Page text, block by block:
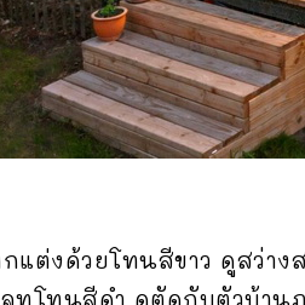
แต่งด้วยโทนสีขาว ดูสว่าง
ทโทนสีดำ ดูตัดกับตัวบ้าน